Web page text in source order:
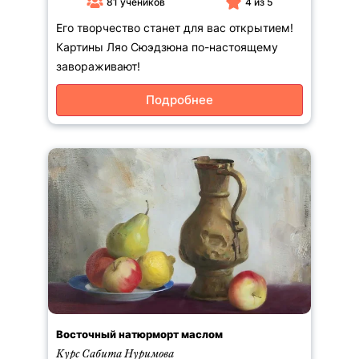
Александра Сухорукова (3)
Лиао Сюэдзюн (1)
Виктор Фицнер (1)
Татьяна Ширбидова (3)
Ольга Гусева (1)
Маша Мизерницкая (1)
Мария Херсонец (1)
Евгений Дубицкий (2)
Марта Журавская (9)
Vikrant Shitole (1)
Тоня Ткач (9)
Сергей Зиновкин (10)
Натали Ратковски (4)
Ира Бобровская (3)
Елена Обабкова (5)
Тамара Камаева (10)
Его творчество станет для вас открытием!
Картины Ляо Сюэдзюна по-настоящему
завораживают!
Подробнее
Восточный натюрморт маслом
Курс Сабита Нуримова